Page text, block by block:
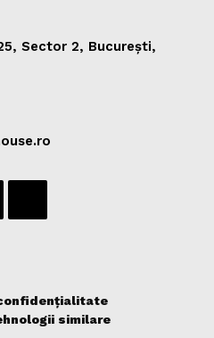
Sector 2, București,
similare